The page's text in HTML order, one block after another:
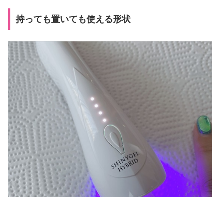
持っても置いても使える形状